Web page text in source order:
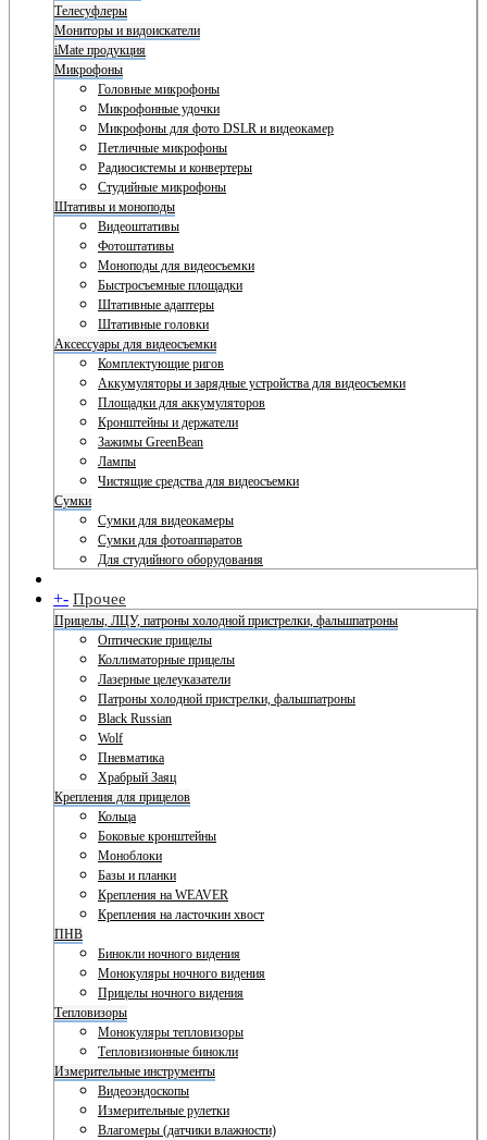
Телесуфлеры
Мониторы и видоискатели
iMate продукция
Микрофоны
Головные микрофоны
Микрофонные удочки
Микрофоны для фото DSLR и видеокамер
Петличные микрофоны
Радиосистемы и конвертеры
Студийные микрофоны
Штативы и моноподы
Видеоштативы
Фотоштативы
Моноподы для видеосъемки
Быстросъемные площадки
Штативные адаптеры
Штативные головки
Аксессуары для видеосъемки
Комплектующие ригов
Аккумуляторы и зарядные устройства для видеосъемки
Площадки для аккумуляторов
Кронштейны и держатели
Зажимы GreenBean
Лампы
Чистящие средства для видеосъемки
Сумки
Сумки для видеокамеры
Сумки для фотоаппаратов
Для студийного оборудования
+- Прочее
Прицелы, ЛЦУ, патроны холодной пристрелки, фальшпатроны
Оптические прицелы
Коллиматорные прицелы
Лазерные целеуказатели
Патроны холодной пристрелки, фальшпатроны
Black Russian
Wolf
Пневматика
Храбрый Заяц
Крепления для прицелов
Кольца
Боковые кронштейны
Моноблоки
Базы и планки
Крепления на WEAVER
Крепления на ласточкин хвост
ПНВ
Бинокли ночного видения
Монокуляры ночного видения
Прицелы ночного видения
Тепловизоры
Монокуляры тепловизоры
Тепловизионные бинокли
Измерительные инструменты
Видеоэндоскопы
Измерительные рулетки
Влагомеры (датчики влажности)